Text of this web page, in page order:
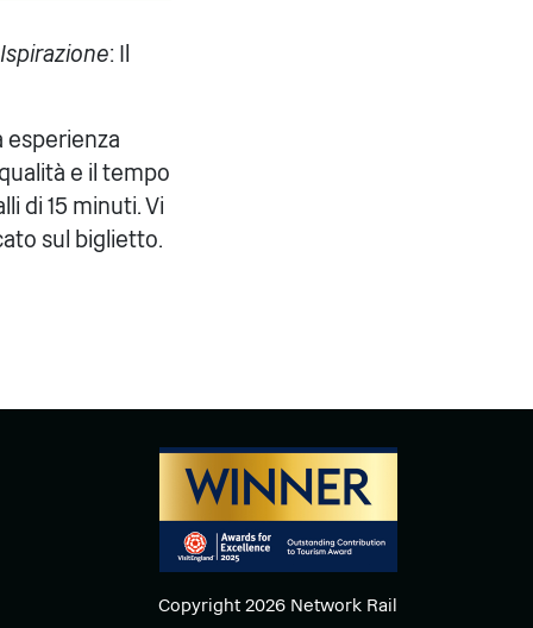
Ispirazione: Il
esperienza
e il tempo
di 15 minuti. Vi
sul biglietto.
Copyright 2026 Network Rail